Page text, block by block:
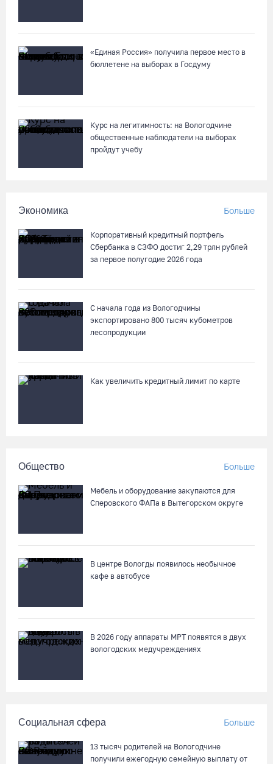
«Единая Россия» получила первое место в
бюллетене на выборах в Госдуму
Курс на легитимность: на Вологодчине
общественные наблюдатели на выборах
пройдут учебу
Экономика Больше
Корпоративный кредитный портфель
Сбербанка в СЗФО достиг 2,29 трлн рублей
за первое полугодие 2026 года
С начала года из Вологодчины
экспортировано 800 тысяч кубометров
лесопродукции
Как увеличить кредитный лимит по карте
Общество Больше
Мебель и оборудование закупаются для
Сперовского ФАПа в Вытегорском округе
В центре Вологды появилось необычное
кафе в автобусе
В 2026 году аппараты МРТ появятся в двух
вологодских медучреждениях
Социальная сфера Больше
13 тысяч родителей на Вологодчине
получили ежегодную семейную выплату от